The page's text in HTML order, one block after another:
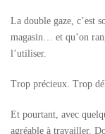
La double gaze, c’est
magasin… et qu’on
l’utiliser.
Trop précieux. Trop
Et pourtant, avec
agréable à travailler.